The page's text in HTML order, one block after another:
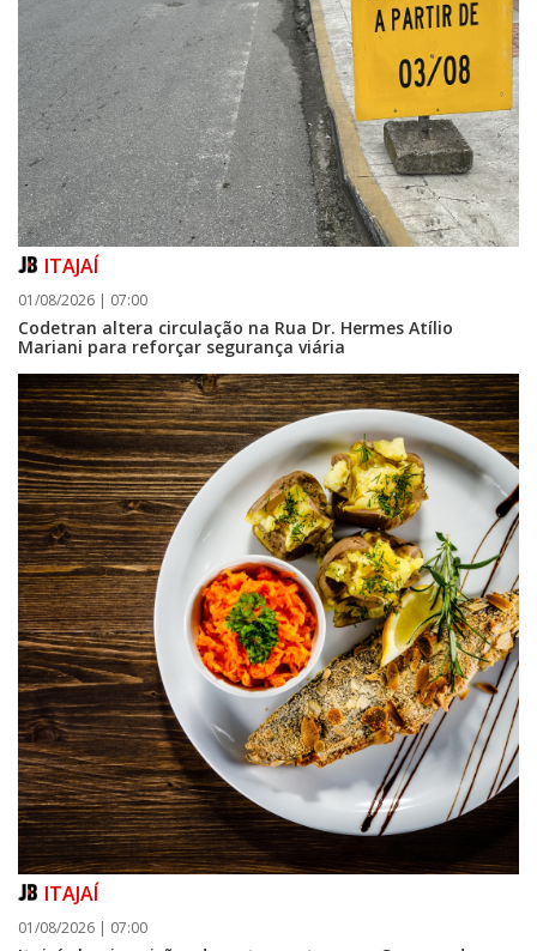
ITAJAÍ
01/08/2026 | 07:00
Codetran altera circulação na Rua Dr. Hermes Atílio
Mariani para reforçar segurança viária
ITAJAÍ
01/08/2026 | 07:00